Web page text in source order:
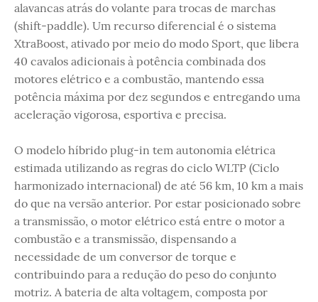
alavancas atrás do volante para trocas de marchas
(shift-paddle). Um recurso diferencial é o sistema
XtraBoost, ativado por meio do modo Sport, que libera
40 cavalos adicionais à potência combinada dos
motores elétrico e a combustão, mantendo essa
potência máxima por dez segundos e entregando uma
aceleração vigorosa, esportiva e precisa.
O modelo híbrido plug-in tem autonomia elétrica
estimada utilizando as regras do ciclo WLTP (Ciclo
harmonizado internacional) de até 56 km, 10 km a mais
do que na versão anterior. Por estar posicionado sobre
a transmissão, o motor elétrico está entre o motor a
combustão e a transmissão, dispensando a
necessidade de um conversor de torque e
contribuindo para a redução do peso do conjunto
motriz. A bateria de alta voltagem, composta por